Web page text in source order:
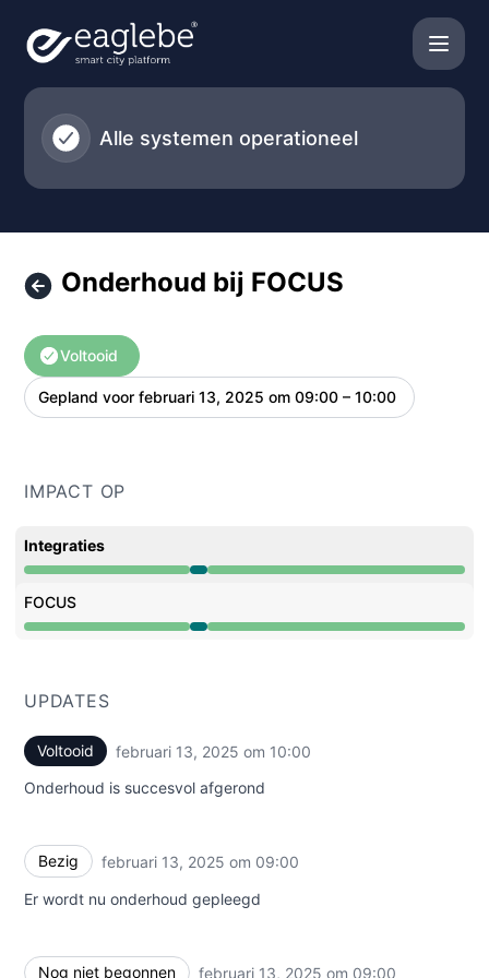
Eaglebe - Onderhoud bij FOCUS – Onderhoudsgegevens
Alle systemen operationeel
Onderhoud bij FOCUS
Voltooid
Gepland voor februari 13, 2025 om 09:00 – 10:00 UTC
IMPACT OP
Integraties
Onderhoud van 9:00 AM naar 10:00 AM
FOCUS
Onderhoud van 9:00 AM naar 10:00 AM
UPDATES
Voltooid februari 13, 2025 om 10:00
Onderhoud is succesvol afgerond
Bezig februari 13, 2025 om 09:00
Er wordt nu onderhoud gepleegd
Nog niet begonnen februari 13, 2025 om 09:00